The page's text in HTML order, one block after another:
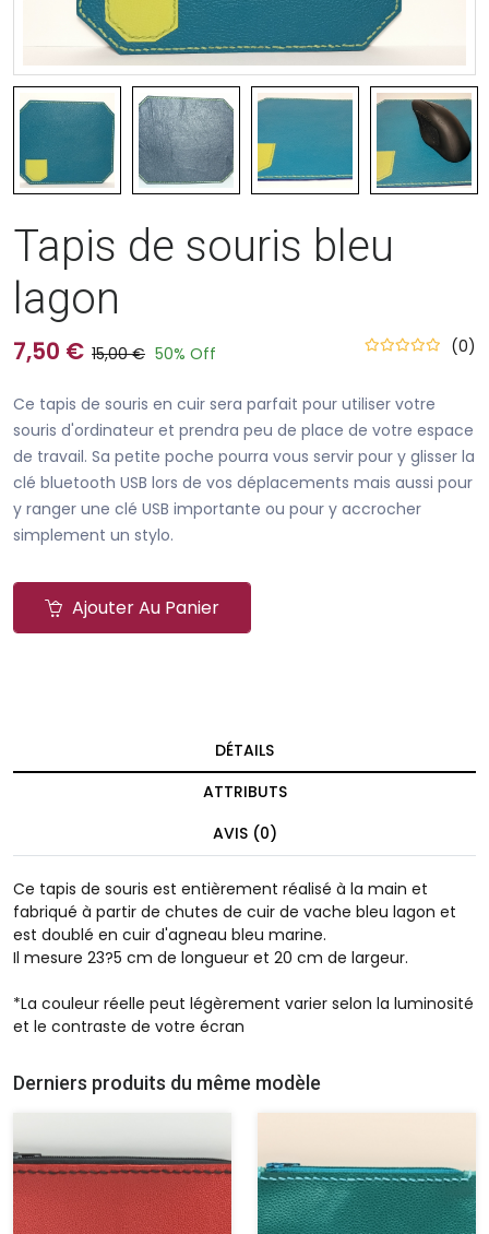
Tapis de souris bleu
lagon
7,50 € 15,00 € 50% Off (0)
Ce tapis de souris en cuir sera parfait pour utiliser votre
souris d'ordinateur et prendra peu de place de votre espace
de travail. Sa petite poche pourra vous servir pour y glisser la
clé bluetooth USB lors de vos déplacements mais aussi pour
y ranger une clé USB importante ou pour y accrocher
simplement un stylo.
Ajouter Au Panier
DÉTAILS
ATTRIBUTS
AVIS (0)
Ce tapis de souris est entièrement réalisé à la main et
fabriqué à partir de chutes de cuir de vache bleu lagon et
est doublé en cuir d'agneau bleu marine.
Il mesure 23?5 cm de longueur et 20 cm de largeur.
*La couleur réelle peut légèrement varier selon la luminosité
et le contraste de votre écran
Derniers produits du même modèle